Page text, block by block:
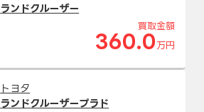
ランドクルーザー
買取金額
360.0 万円
トヨタ
ランドクルーザープラド